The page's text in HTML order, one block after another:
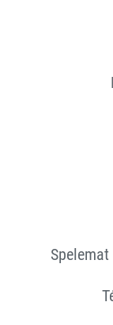
Spelemat